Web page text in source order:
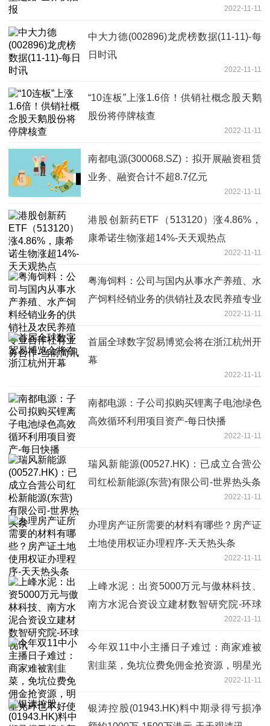
2022-11-11
中大力德(002896)龙虎榜数据(11-11)-每
日时讯
2022-11-11
“10连板”上涨1.6倍！供销社概念股天鹅
股份将停牌核查
2022-11-11
南都电源(300068.SZ)：拟开展融资租赁
业务、融资合计不超8.7亿元
2022-11-11
港股创新药ETF（513120）涨4.86%，
康希诺生物涨超14%-天天观热点
2022-11-11
粤海饲料：公司与国内从事水产养殖、水
产饲料经销业务的供销社及农民养殖专业
2022-11-11
首届全球数字贸易博览会将在浙江杭州开
幕
2022-11-11
南都电源：子公司拟购买锂离子电池绿色
高效循环利用项目资产-每日快播
2022-11-11
瑞风新能源(00527.HK)：已成立合营公
司红松新能源(东营)有限公司-世界热头条
2022-11-11
办理房产证所需要的材料有哪些？房产证
土地使用权证办理程序-天天热头条
2022-11-11
上峰水泥：出资5000万元与傲林科技、
南方水泥合资设立建材数智研究院-环球
2022-11-11
今年双11中小主播日子难过：商家难被
割韭菜，免坑位费免佣金抢资源，明星光
2022-11-11
银涛控股(01943.HK)料中期录得亏损净